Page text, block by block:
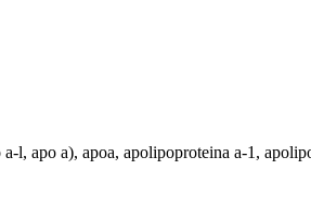
l, apo a), apoa, apolipoproteina a-1,